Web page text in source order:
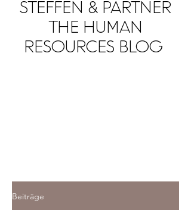
STEFFEN & PARTNER
THE HUMAN
RESOURCES BLOG
Beiträge